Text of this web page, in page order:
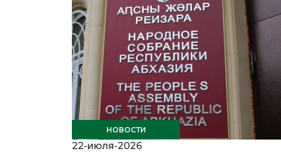
НОВОСТИ
22-июля-2026